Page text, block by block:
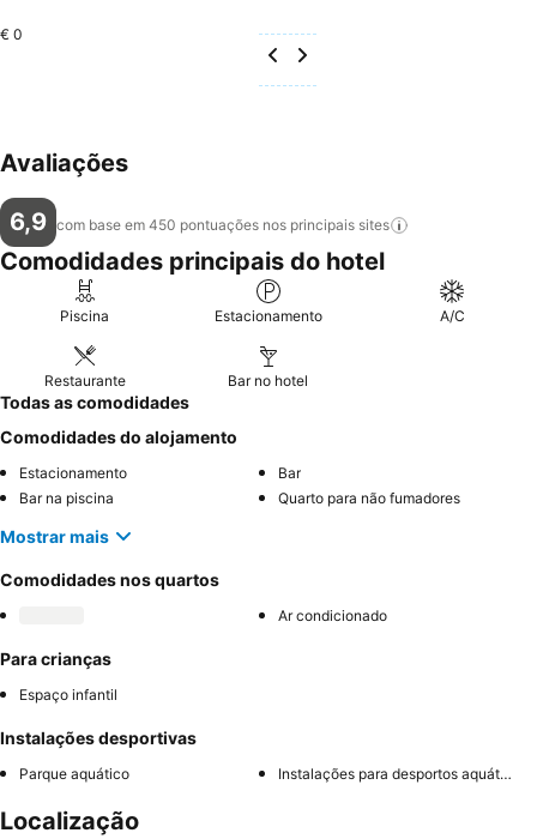
€ 0
Avaliações
6,9 com base em 450 pontuações nos principais sites
Comodidades principais do hotel
Piscina Estacionamento A/C
Restaurante Bar no hotel
Todas as comodidades
Comodidades do alojamento
Estacionamento
Bar
Bar na piscina
Quarto para não fumadores
Mostrar mais
Comodidades nos quartos
Ar condicionado
Para crianças
Espaço infantil
Instalações desportivas
Parque aquático Instalações para desportos aquáticos
Localização